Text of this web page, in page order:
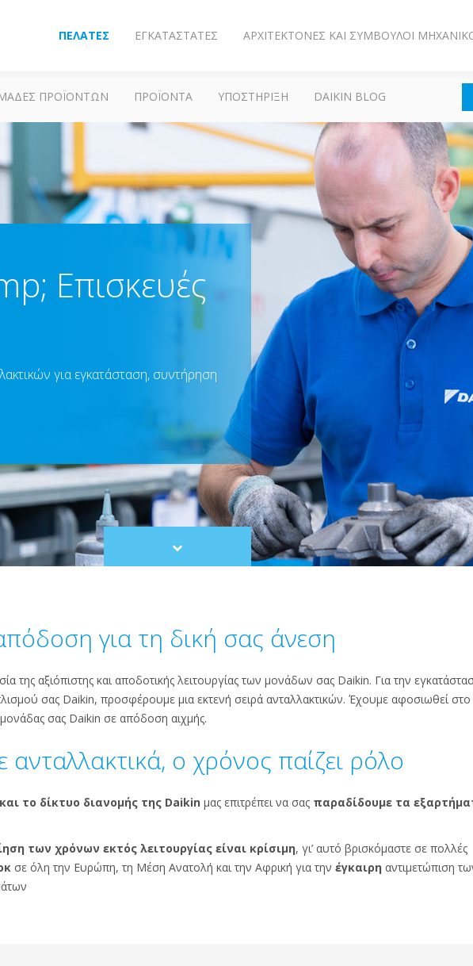
ΠΕΛΆΤΕΣ ΕΓΚΑΤΑΣΤΆΤΕΣ ΑΡΧΙΤΈΚΤΟΝΕΣ ΚΑΙ ΣΎΜΒΟΥΛΟΙ
ΠΡΟΪΌΝΤΩΝ ΠΡΟΪΌΝΤΑ ΥΠΟΣΤΗΡΙΞΗ DAIKIN BLOG
Επισκευές
για εγκατάσταση, συντήρηση
Scroll
to
για τη δική σας άνεση
της αξιόπιστης και αποδοτικής λειτουργίας των μονάδων σας Daikin. Για την
σας Daikin, προσφέρουμε μια εκτενή σειρά ανταλλακτικών. Έχουμε αφοσιωθεί
σας Daikin σε απόδοση αιχμής.
ανταλλακτικά, ο χρόνος παίζει ρόλο
το δίκτυο διανομής της Daikin μας επιτρέπει να σας παραδίδουμε τα
των χρόνων εκτός λειτουργίας είναι κρίσιμη, γι’ αυτό βρισκόμαστε σε πολλές
σε όλη την Ευρώπη, τη Μέση Ανατολή και την Αφρική για την έγκαιρη αντιμετώπιση